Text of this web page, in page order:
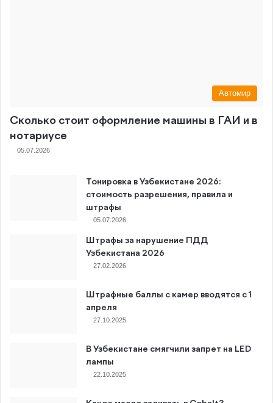
Автомир
Сколько стоит оформление машины в ГАИ и в
нотариусе
05.07.2026
Тонировка в Узбекистане 2026:
стоимость разрешения, правила и
штрафы
05.07.2026
Штрафы за нарушение ПДД
Узбекистана 2026
27.02.2026
Штрафные баллы с камер вводятся с 1
апреля
27.10.2025
В Узбекистане смягчили запрет на LED
лампы
22.10.2025